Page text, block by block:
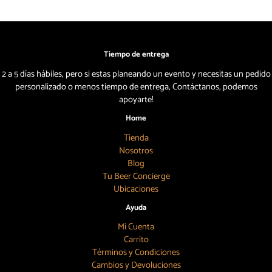
Tiempo de entrega
2 a 5 días hábiles, pero si estas planeando un evento y necesitas un pedido
personalizado o menos tiempo de entrega, Contáctanos, podemos
apoyarte!
Home
Tienda
Nosotros
Blog
Tu Beer Concierge
Ubicaciones
Ayuda
Mi Cuenta
Carrito
Términos y Condiciones
Cambios y Devoluciones